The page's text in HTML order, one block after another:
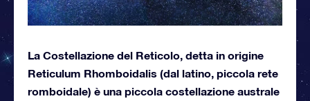
La Costellazione del Reticolo, detta in origine
Reticulum Rhomboidalis (dal latino, piccola rete
romboidale) è una piccola costellazione australe